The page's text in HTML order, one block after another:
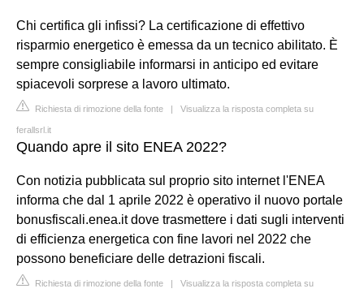
Chi certifica gli infissi? La certificazione di effettivo
risparmio energetico è emessa da un tecnico abilitato. È
sempre consigliabile informarsi in anticipo ed evitare
spiacevoli sorprese a lavoro ultimato.
Richiesta di rimozione della fonte | Visualizza la risposta completa su
ferallsrl.it
Quando apre il sito ENEA 2022?
Con notizia pubblicata sul proprio sito internet l'ENEA
informa che dal 1 aprile 2022 è operativo il nuovo portale
bonusfiscali.enea.it dove trasmettere i dati sugli interventi
di efficienza energetica con fine lavori nel 2022 che
possono beneficiare delle detrazioni fiscali.
Richiesta di rimozione della fonte | Visualizza la risposta completa su